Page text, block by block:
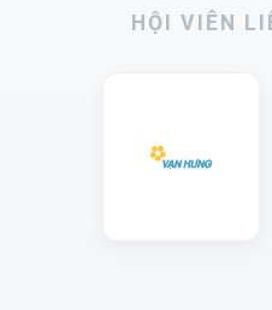
HỘI VIÊN